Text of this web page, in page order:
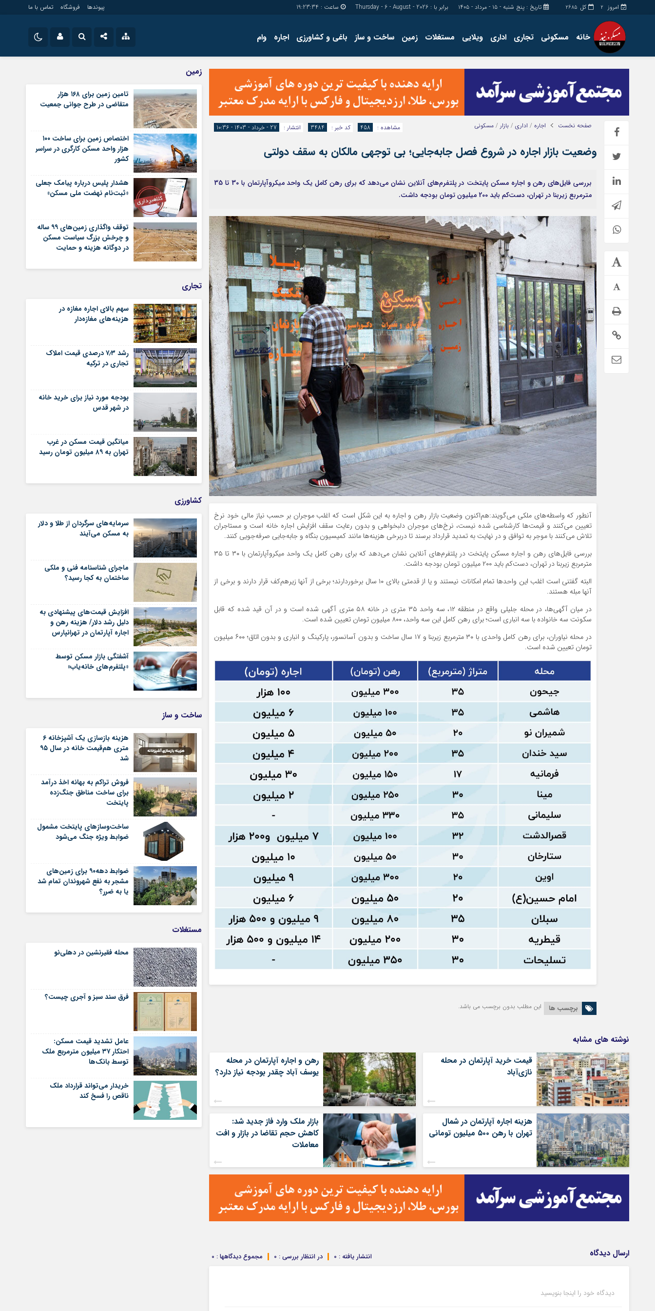
کل 2685 امروز 2 تاریخ : پنج شنبه - ۱۵ - مرداد - ۱۴۰۵ برابر با : Thursday - 6 - August - 2026 ساعت : 19:23:35 پیوندها فروشگاه تماس با ما
خانه مسکونی تجاری اداری ویلایی مستغلات زمین ساخت و ساز باغی و کشاورزی اجاره وام
سروش
ایتا
آپارات
اپلیکیشن
رمز عبور
مرا به خاطر بسپار
اداری
تجاری
ساخت و ساز
چند رسانه
گالری فیلم
گالری عکس
حساب مشتری
دسترسی سریع
تماس با ما
پیوندهای سایت
سبد خريد
برگه دو ستونه
پیوندها
گروه اجتماعی
گروه اقتصاد
گروه فرهنگ
تجاری
زمین
ساخت و ساز
صفحه نخست اجاره / اداری / بازار / مسکونی انتشار : 27 - خرداد - 1403 - 10:36 کد خبر : 3484 مشاهده : 458
وضعیت بازار اجاره در شروع فصل جا‌به‌جایی؛ بی توجهی مالکان به سقف دولتی
بررسی فایل‌های رهن و اجاره مسکن پایتخت در پلتفرم‌های آنلاین نشان می‌دهد که برای رهن کامل یک واحد میکروآپارتمان با‌ 30 تا 35
مترمربع زیربنا در تهران، دست‌کم باید 200 میلیون تومان بودجه داشت.
آنطور که واسطه‌های ملکی می‌گویند:هم‌اکنون وضعیت بازار رهن و اجاره به این شکل است که اغلب موجران بر حسب نیاز مالی خود نرخ
تعیین می‌کنند و قیمت‌ها کارشناسی شده نیست، نرخ‌های موجران دلبخواهی و بدون رعایت سقف افزایش اجاره خانه است و مستاجران
تلاش می‌کنند با موجر به توافق و در نهایت به تمدید قرارداد برسند تا دربرخی هزینه‌ها مانند کمیسیون بنگاه و جابه‌جایی صرفه‌جویی کنند.
بررسی فایل‌های رهن و اجاره مسکن پایتخت در پلتفرم‌های آنلاین نشان می‌دهد که برای رهن کامل یک واحد میکروآپارتمان با‌ ۳۰ تا ۳۵
مترمربع زیربنا در تهران، دست‌کم باید ۲۰۰ میلیون تومان بودجه داشت.
البته گفتنی است اغلب این واحدها تمام امکانات نیستند و یا از قدمتی بالای ۱۰ سال برخوردارند؛ برخی از آنها زیرهم‌کف قرار دارند و برخی از
آنها مبله هستند.
در میان آگهی‌ها، در محله جلیلی واقع در منطقه ۱۲، سه واحد ۳۵ متری در خانه ۵۸ متری آگهی شده است و در آن قید شده که قابل
سکونت سه خانواده با سه انباری است؛ برای رهن کامل این سه واحد، ۸۰۰ میلیون تومان تعیین شده است.
در محله نیاوران، برای رهن کامل واحدی با ۳۰ مترمربع زیربنا و ۱۷ سال ساخت و بدون آسانسور، پارکینگ و انباری و بدون اتاق؛ ۶۰۰ میلیون
تومان تعیین شده است.
برچسب ها این مطلب بدون برچسب می باشد.
نوشته های مشابه
قیمت خرید آپارتمان در محله
نازی‌آباد
رهن و اجاره آپارتمان در محله
یوسف آباد چقدر بودجه نیاز دارد؟
هزینه اجاره آپارتمان در شمال
تهران با رهن ۵۰۰ میلیون تومانی
بازار ملک وارد فاز جدید شد:
کاهش حجم تقاضا در بازار و افت
معاملات
ارسال دیدگاه مجموع دیدگاهها : 0 در انتظار بررسی : 0 انتشار یافته : 0
دیدگاه خود را اینجا بنویسید
زمین
تامین زمین برای ۱۶۸ هزار
متقاضی در طرح جوانی جمعیت
اختصاص زمین برای ساخت ۱۰۰
هزار واحد مسکن کارگری در سراسر
کشور
هشدار پلیس درباره پیامک جعلی
«ثبت‌نام نهضت ملی مسکن»
توقف واگذاری زمین‌های ۹۹ ساله
و چرخش بزرگ سیاست مسکن
در دوگانه هزینه و حمایت
تجاری
سهم بالای اجاره‌‌ مغازه در
هزینه‌‌های مغازه‌‌دار
رشد ۷٫۳ درصدی قیمت‌ املاک
تجاری در ترکیه
بودجه مورد نیاز برای خرید خانه
در شهر قدس
میانگین قیمت مسکن در غرب
تهران به ۸۹ میلیون تومان رسید
کشاورزی
سرمایه‌های سرگردان از طلا و دلار
به مسکن می‌آیند
ماجرای شناسنامه‌ فنی و ملکی
ساختمان به کجا رسید؟
افزایش قیمت‌های پیشنهادی به
دلیل رشد دلار/ هزینه رهن و
اجاره آپارتمان در تهرانپارس
آشفتگی بازار مسکن توسط
«پلتفرم‌های خانه‌یاب»
ساخت و ساز
هزینه بازسازی یک آشپزخانه ۶
متری هم‌قیمت خانه در سال ۹۵
شد
فروش تراکم به بهانه اخذ درآمد
برای ساخت مناطق جنگ‌زده
پایتخت
ساخت‌وسازهای پایتخت مشمول
ضوابط ویژه جنگ می‌شود
ضوابط دهه۹۰ برای زمین‌های
مشجر به نفع شهروندان تمام شد
یا به ضرر؟
مستغلات
محله فقیرنشین در دهلی‏‌نو
فرق سند سبز و آجری چیست؟
عامل تشدید قیمت مسکن:
احتکار ۳۷ میلیون مترمربع ملک
توسط بانک‌ها
خریدار می‌تواند قرارداد ملک
ناقص را فسخ کند